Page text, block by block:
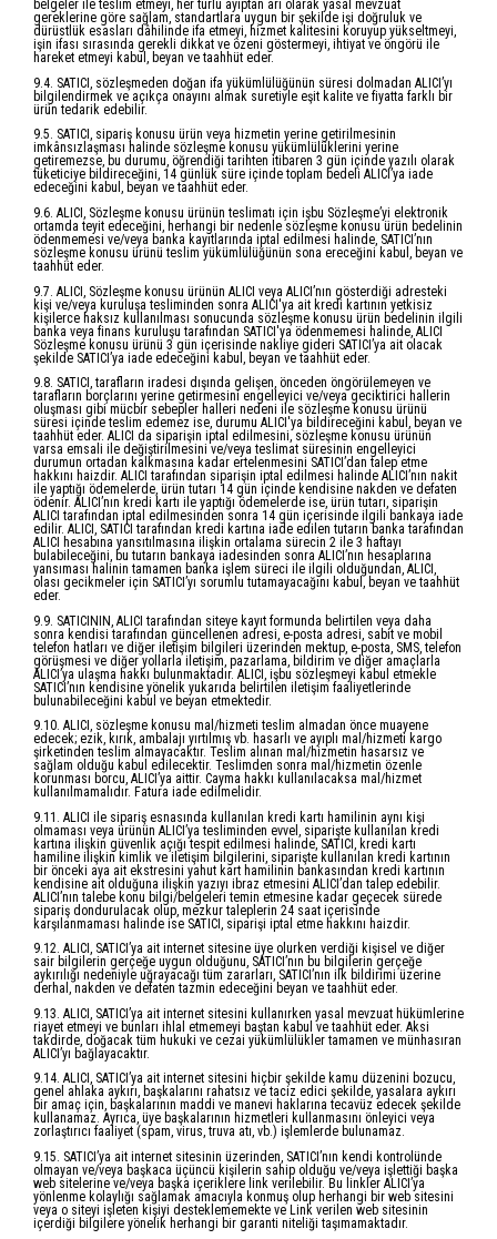
belgeler ile teslim etmeyi, her türlü ayıptan arî olarak yasal mevzuat
gereklerine göre sağlam, standartlara uygun bir şekilde işi doğruluk ve
dürüstlük esasları dâhilinde ifa etmeyi, hizmet kalitesini koruyup yükseltmeyi,
işin ifası sırasında gerekli dikkat ve özeni göstermeyi, ihtiyat ve öngörü ile
hareket etmeyi kabul, beyan ve taahhüt eder.
9.4. SATICI, sözleşmeden doğan ifa yükümlülüğünün süresi dolmadan ALICI’yı
bilgilendirmek ve açıkça onayını almak suretiyle eşit kalite ve fiyatta farklı bir
ürün tedarik edebilir.
9.5. SATICI, sipariş konusu ürün veya hizmetin yerine getirilmesinin
imkânsızlaşması halinde sözleşme konusu yükümlülüklerini yerine
getiremezse, bu durumu, öğrendiği tarihten itibaren 3 gün içinde yazılı olarak
tüketiciye bildireceğini, 14 günlük süre içinde toplam bedeli ALICI’ya iade
edeceğini kabul, beyan ve taahhüt eder.
9.6. ALICI, Sözleşme konusu ürünün teslimatı için işbu Sözleşme’yi elektronik
ortamda teyit edeceğini, herhangi bir nedenle sözleşme konusu ürün bedelinin
ödenmemesi ve/veya banka kayıtlarında iptal edilmesi halinde, SATICI’nın
sözleşme konusu ürünü teslim yükümlülüğünün sona ereceğini kabul, beyan ve
taahhüt eder.
9.7. ALICI, Sözleşme konusu ürünün ALICI veya ALICI’nın gösterdiği adresteki
kişi ve/veya kuruluşa tesliminden sonra ALICI'ya ait kredi kartının yetkisiz
kişilerce haksız kullanılması sonucunda sözleşme konusu ürün bedelinin ilgili
banka veya finans kuruluşu tarafından SATICI'ya ödenmemesi halinde, ALICI
Sözleşme konusu ürünü 3 gün içerisinde nakliye gideri SATICI’ya ait olacak
şekilde SATICI’ya iade edeceğini kabul, beyan ve taahhüt eder.
9.8. SATICI, tarafların iradesi dışında gelişen, önceden öngörülemeyen ve
tarafların borçlarını yerine getirmesini engelleyici ve/veya geciktirici hallerin
oluşması gibi mücbir sebepler halleri nedeni ile sözleşme konusu ürünü
süresi içinde teslim edemez ise, durumu ALICI'ya bildireceğini kabul, beyan ve
taahhüt eder. ALICI da siparişin iptal edilmesini, sözleşme konusu ürünün
varsa emsali ile değiştirilmesini ve/veya teslimat süresinin engelleyici
durumun ortadan kalkmasına kadar ertelenmesini SATICI’dan talep etme
hakkını haizdir. ALICI tarafından siparişin iptal edilmesi halinde ALICI’nın nakit
ile yaptığı ödemelerde, ürün tutarı 14 gün içinde kendisine nakden ve defaten
ödenir. ALICI’nın kredi kartı ile yaptığı ödemelerde ise, ürün tutarı, siparişin
ALICI tarafından iptal edilmesinden sonra 14 gün içerisinde ilgili bankaya iade
edilir. ALICI, SATICI tarafından kredi kartına iade edilen tutarın banka tarafından
ALICI hesabına yansıtılmasına ilişkin ortalama sürecin 2 ile 3 haftayı
bulabileceğini, bu tutarın bankaya iadesinden sonra ALICI’nın hesaplarına
yansıması halinin tamamen banka işlem süreci ile ilgili olduğundan, ALICI,
olası gecikmeler için SATICI’yı sorumlu tutamayacağını kabul, beyan ve taahhüt
eder.
9.9. SATICININ, ALICI tarafından siteye kayıt formunda belirtilen veya daha
sonra kendisi tarafından güncellenen adresi, e-posta adresi, sabit ve mobil
telefon hatları ve diğer iletişim bilgileri üzerinden mektup, e-posta, SMS, telefon
görüşmesi ve diğer yollarla iletişim, pazarlama, bildirim ve diğer amaçlarla
ALICI’ya ulaşma hakkı bulunmaktadır. ALICI, işbu sözleşmeyi kabul etmekle
SATICI’nın kendisine yönelik yukarıda belirtilen iletişim faaliyetlerinde
bulunabileceğini kabul ve beyan etmektedir.
9.10. ALICI, sözleşme konusu mal/hizmeti teslim almadan önce muayene
edecek; ezik, kırık, ambalajı yırtılmış vb. hasarlı ve ayıplı mal/hizmeti kargo
şirketinden teslim almayacaktır. Teslim alınan mal/hizmetin hasarsız ve
sağlam olduğu kabul edilecektir. Teslimden sonra mal/hizmetin özenle
korunması borcu, ALICI’ya aittir. Cayma hakkı kullanılacaksa mal/hizmet
kullanılmamalıdır. Fatura iade edilmelidir.
9.11. ALICI ile sipariş esnasında kullanılan kredi kartı hamilinin aynı kişi
olmaması veya ürünün ALICI’ya tesliminden evvel, siparişte kullanılan kredi
kartına ilişkin güvenlik açığı tespit edilmesi halinde, SATICI, kredi kartı
hamiline ilişkin kimlik ve iletişim bilgilerini, siparişte kullanılan kredi kartının
bir önceki aya ait ekstresini yahut kart hamilinin bankasından kredi kartının
kendisine ait olduğuna ilişkin yazıyı ibraz etmesini ALICI’dan talep edebilir.
ALICI’nın talebe konu bilgi/belgeleri temin etmesine kadar geçecek sürede
sipariş dondurulacak olup, mezkur taleplerin 24 saat içerisinde
karşılanmaması halinde ise SATICI, siparişi iptal etme hakkını haizdir.
9.12. ALICI, SATICI’ya ait internet sitesine üye olurken verdiği kişisel ve diğer
sair bilgilerin gerçeğe uygun olduğunu, SATICI’nın bu bilgilerin gerçeğe
aykırılığı nedeniyle uğrayacağı tüm zararları, SATICI’nın ilk bildirimi üzerine
derhal, nakden ve defaten tazmin edeceğini beyan ve taahhüt eder.
9.13. ALICI, SATICI’ya ait internet sitesini kullanırken yasal mevzuat hükümlerine
riayet etmeyi ve bunları ihlal etmemeyi baştan kabul ve taahhüt eder. Aksi
takdirde, doğacak tüm hukuki ve cezai yükümlülükler tamamen ve münhasıran
ALICI’yı bağlayacaktır.
9.14. ALICI, SATICI’ya ait internet sitesini hiçbir şekilde kamu düzenini bozucu,
genel ahlaka aykırı, başkalarını rahatsız ve taciz edici şekilde, yasalara aykırı
bir amaç için, başkalarının maddi ve manevi haklarına tecavüz edecek şekilde
kullanamaz. Ayrıca, üye başkalarının hizmetleri kullanmasını önleyici veya
zorlaştırıcı faaliyet (spam, virus, truva atı, vb.) işlemlerde bulunamaz.
9.15. SATICI’ya ait internet sitesinin üzerinden, SATICI’nın kendi kontrolünde
olmayan ve/veya başkaca üçüncü kişilerin sahip olduğu ve/veya işlettiği başka
web sitelerine ve/veya başka içeriklere link verilebilir. Bu linkler ALICI’ya
yönlenme kolaylığı sağlamak amacıyla konmuş olup herhangi bir web sitesini
veya o siteyi işleten kişiyi desteklememekte ve Link verilen web sitesinin
içerdiği bilgilere yönelik herhangi bir garanti niteliği taşımamaktadır.